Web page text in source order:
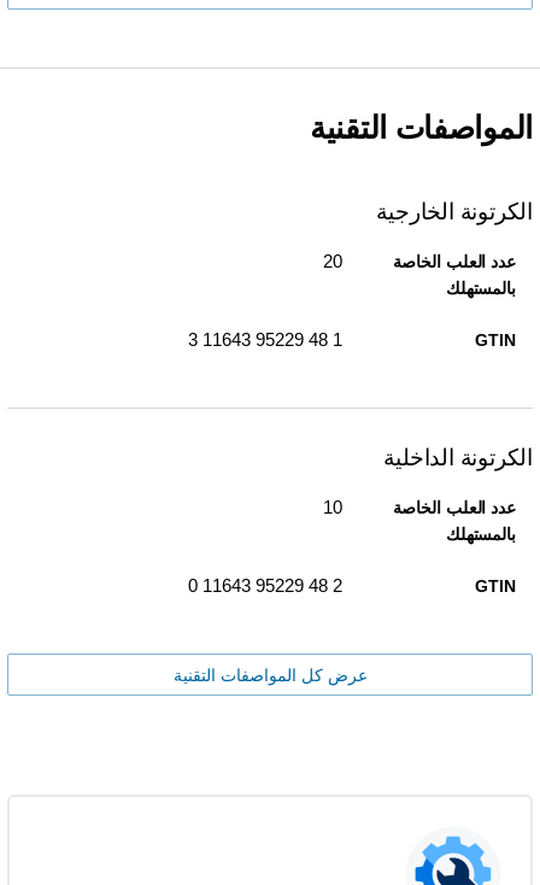
المواصفات التقنية
الكرتونة الخارجية
عدد العلب الخاصة
بالمستهلك
20
GTIN
1 48 95229 11643 3
الكرتونة الداخلية
عدد العلب الخاصة
بالمستهلك
10
GTIN
2 48 95229 11643 0
عرض كل المواصفات التقنية